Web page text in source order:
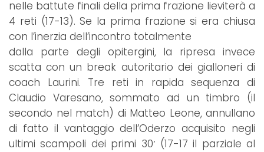
nelle battute finali della prima frazione lieviterà a
4 reti (17-13). Se la prima frazione si era chiusa
con l’inerzia dell’incontro totalmente
dalla parte degli opitergini, la ripresa invece
scatta con un break autoritario dei gialloneri di
coach Laurini. Tre reti in rapida sequenza di
Claudio Varesano, sommato ad un timbro (il
secondo nel match) di Matteo Leone, annullano
di fatto il vantaggio dell’Oderzo acquisito negli
ultimi scampoli dei primi 30′ (17-17 il parziale al